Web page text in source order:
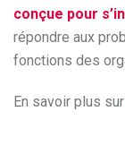
conçue pour
répondre aux
fonctions des
En savoir plus sur